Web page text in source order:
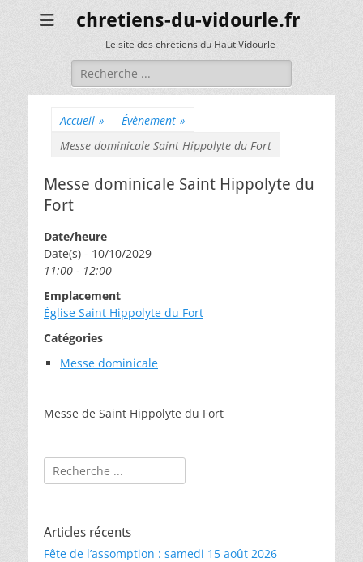
chretiens-du-vidourle.fr
Le site des chrétiens du Haut Vidourle
Rechercher :
Accueil » Évènement »
Messe dominicale Saint Hippolyte du Fort
Messe dominicale Saint Hippolyte du
Fort
Date/heure
Date(s) - 10/10/2029
11:00 - 12:00
Emplacement
Église Saint Hippolyte du Fort
Catégories
Messe dominicale
Messe de Saint Hippolyte du Fort
Rechercher :
Articles récents
Fête de l’assomption : samedi 15 août 2026